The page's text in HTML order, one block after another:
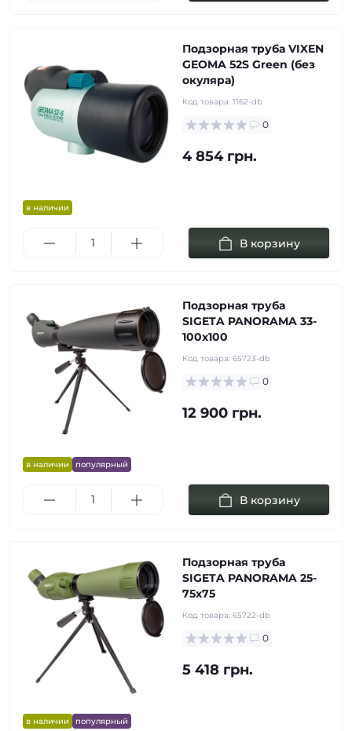
в наличии
Подзорная труба VIXEN
GEOMA 52S Green (без
окуляра)
Код товара: 1162-db
0
4 854 грн.
В корзину
в наличии популярный
Подзорная труба
SIGETA PANORAMA 33-
100x100
Код товара: 65723-db
0
12 900 грн.
В корзину
в наличии популярный
Подзорная труба
SIGETA PANORAMA 25-
75x75
Код товара: 65722-db
0
5 418 грн.